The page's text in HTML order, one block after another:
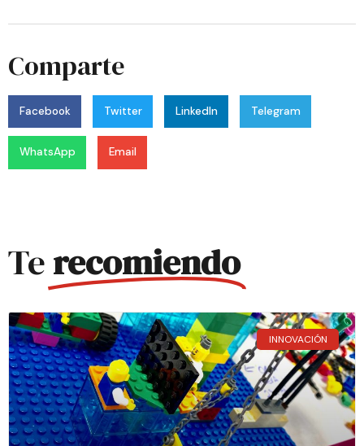
Comparte
Facebook Twitter LinkedIn Telegram
WhatsApp Email
Terecomiendo
INNOVACIÓN